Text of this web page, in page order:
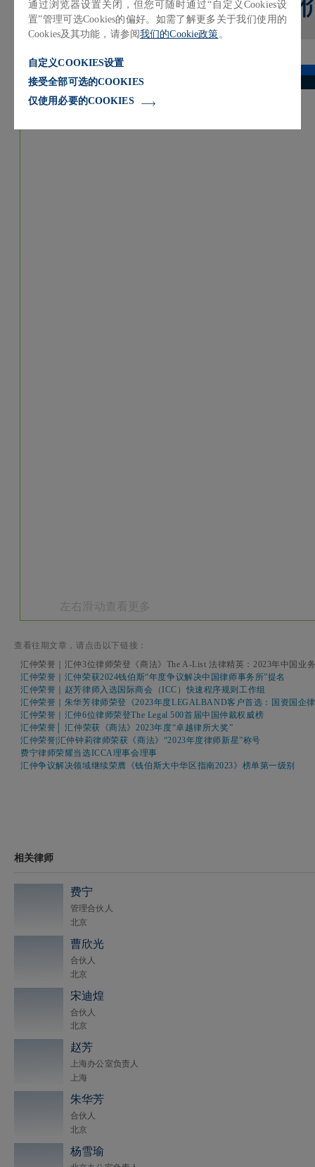
左右滑动查看更多
查看往期文章，请点击以下链接：
汇仲荣誉｜汇仲3位律师荣登《商法》The A-List 法律精英：2023年中国业
汇仲荣誉｜汇仲荣获2024钱伯斯“年度争议解决中国律师事务所”提名
汇仲荣誉｜赵芳律师入选国际商会（ICC）快速程序规则工作组
汇仲荣誉｜朱华芳律师荣登《2023年度LEGALBAND客户首选：国资国企
汇仲荣誉｜汇仲6位律师荣登The Legal 500首届中国仲裁权威榜
汇仲荣誉│ 汇仲荣获《商法》2023年度“卓越律所大奖”
汇仲荣誉|汇仲钟莉律师荣获《商法》“2023年度律师新星”称号
费宁律师荣耀当选ICCA理事会理事
汇仲争议解决领域继续荣膺《钱伯斯大中华区指南2023》榜单第一级别
相关律师
费宁
管理合伙人
北京
曹欣光
合伙人
北京
宋迪煌
合伙人
北京
赵芳
上海办公室负责人
上海
朱华芳
合伙人
北京
杨雪瑜
通过浏览器设置关闭，但您可随时通过“自定义Cookies设
置”管理可选Cookies的偏好。如需了解更多关于我们使用的
Cookies及其功能，请参阅我们的Cookie政策。
自定义COOKIES设置
接受全部可选的COOKIES
仅使用必要的COOKIES